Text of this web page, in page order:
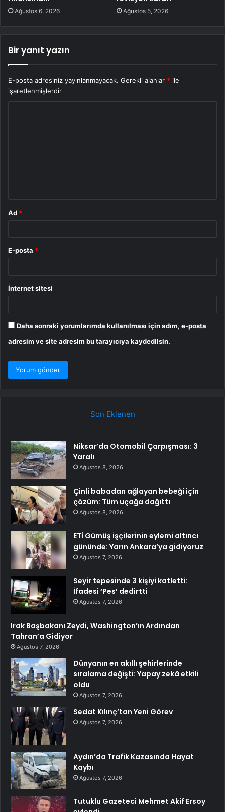
Ağustos 6, 2026 Ağustos 5, 2026
Bir yanıt yazın
E-posta adresiniz yayınlanmayacak. Gerekli alanlar * ile
işaretlenmişlerdir
Ad *
E-posta *
İnternet sitesi
Daha sonraki yorumlarımda kullanılması için adım, e-posta
adresim ve site adresim bu tarayıcıya kaydedilsin.
Son Eklenen
Niksar’da Otomobil Çarpışması: 3
Yaralı
Ağustos 8, 2026
Çinli babadan ağlayan bebeği için
çözüm: Tüm uçağa dağıttı
Ağustos 8, 2026
ETİ Gümüş işçilerinin eylemi altıncı
gününde: Yarın Ankara’ya gidiyoruz
Ağustos 7, 2026
Seyir tepesinde 3 kişiyi katletti:
İfadesi ‘Pes’ dedirtti
Ağustos 7, 2026
Irak Başbakanı Zeydi, Washington’ın Ardından
Tahran’a Gidiyor
Ağustos 7, 2026
Dünyanın en akıllı şehirlerinde
sıralama değişti: Yapay zekâ etkili
oldu
Ağustos 7, 2026
Sedat Kılınç’tan Yeni Görev
Ağustos 7, 2026
Aydın’da Trafik Kazasında Hayat
Kaybı
Ağustos 7, 2026
Tutuklu Gazeteci Mehmet Akif Ersoy